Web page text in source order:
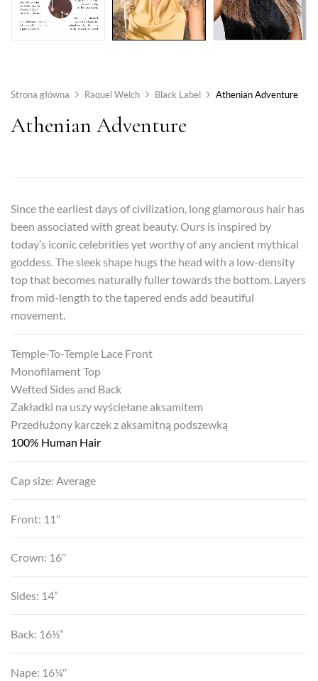
Strona główna Raquel Welch Black Label Athenian Adventure
Athenian Adventure
Since the earliest days of civilization, long glamorous hair has
been associated with great beauty. Ours is inspired by
today’s iconic celebrities yet worthy of any ancient mythical
goddess. The sleek shape hugs the head with a low-density
top that becomes naturally fuller towards the bottom. Layers
from mid-length to the tapered ends add beautiful
movement.
Temple-To-Temple Lace Front
Monofilament Top
Wefted Sides and Back
Zakładki na uszy wyściełane aksamitem
Przedłużony karczek z aksamitną podszewką
100% Human Hair
Cap size: Average
Front: 11″
Crown: 16″
Sides: 14”
Back: 16½”
Nape: 16¼″